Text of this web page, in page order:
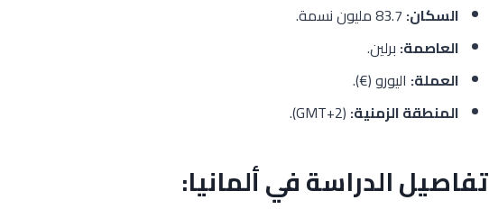
السكان:
العاصمة: برلين.
العملة: اليورو (€).
المنطقة الزمنية: (GMT+2).
تفاصيل الدراسة في ألمانيا: